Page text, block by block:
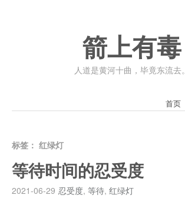
箭上有毒
人道是黄河十曲，毕竟东流去。
首页
标签： 红绿灯
等待时间的忍受度
2021-06-29 忍受度, 等待, 红绿灯